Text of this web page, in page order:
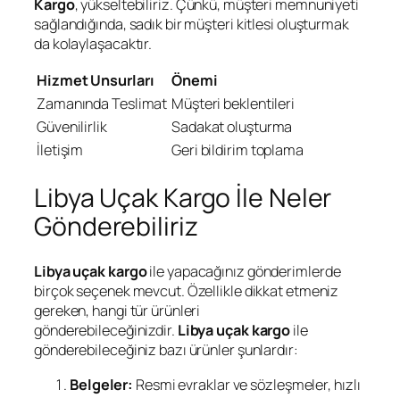
Kargo, yükseltebiliriz. Çünkü, müşteri memnuniyeti
sağlandığında, sadık bir müşteri kitlesi oluşturmak
da kolaylaşacaktır.
Hizmet Unsurları
Önemi
Zamanında Teslimat Müşteri beklentileri
Güvenilirlik
Sadakat oluşturma
İletişim
Geri bildirim toplama
Libya Uçak Kargo İle Neler
Gönderebiliriz
Libya uçak kargoile yapacağınız gönderimlerde
birçok seçenek mevcut. Özellikle dikkat etmeniz
gereken, hangi tür ürünleri
gönderebileceğinizdir. Libya uçak kargoile
gönderebileceğiniz bazı ürünler şunlardır:
Belgeler: Resmi evraklar ve sözleşmeler, hızlı